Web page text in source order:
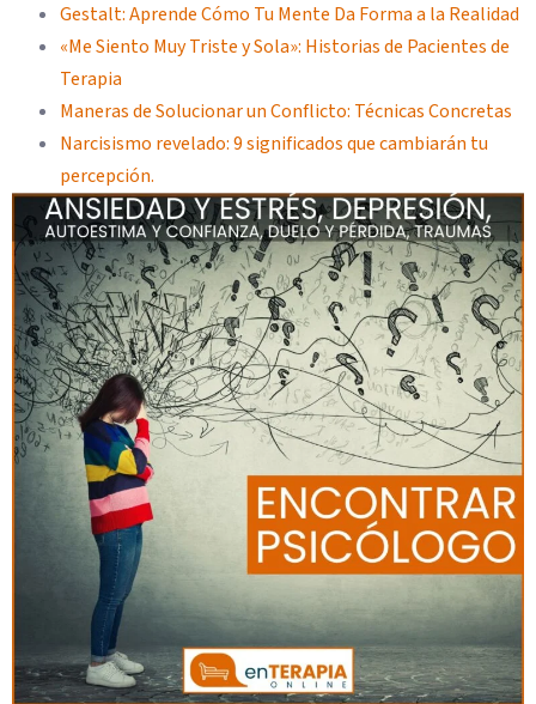
Gestalt: Aprende Cómo Tu Mente Da Forma a la Realidad
«Me Siento Muy Triste y Sola»: Historias de Pacientes de
Terapia
Maneras de Solucionar un Conflicto: Técnicas Concretas
Narcisismo revelado: 9 significados que cambiarán tu
percepción.